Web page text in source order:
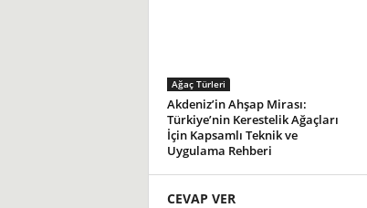
Ağaç Türleri
Akdeniz’in Ahşap Mirası:
Türkiye’nin Kerestelik Ağaçları
İçin Kapsamlı Teknik ve
Uygulama Rehberi
CEVAP VER